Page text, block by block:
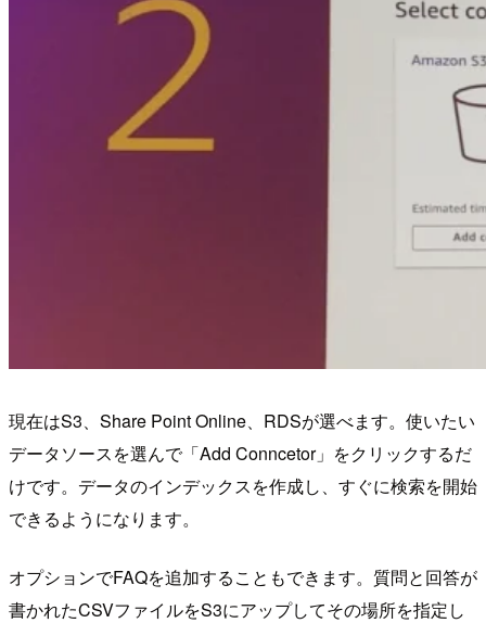
現在はS3、Share Point Online、RDSが選べます。使いたい
データソースを選んで「Add Conncetor」をクリックするだ
けです。データのインデックスを作成し、すぐに検索を開始
できるようになります。
オプションでFAQを追加することもできます。質問と回答が
書かれたCSVファイルをS3にアップしてその場所を指定し